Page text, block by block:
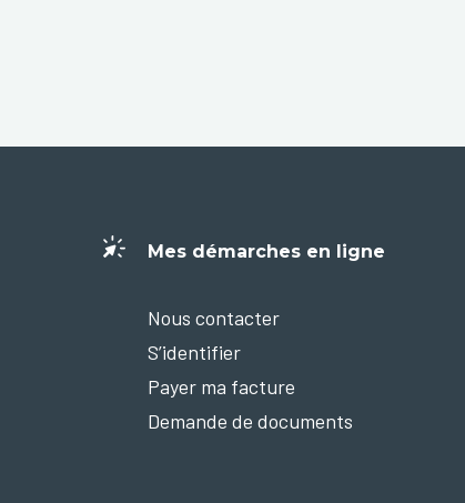
Mes démarches en ligne
Nous contacter
S’identifier
Payer ma facture
Demande de documents